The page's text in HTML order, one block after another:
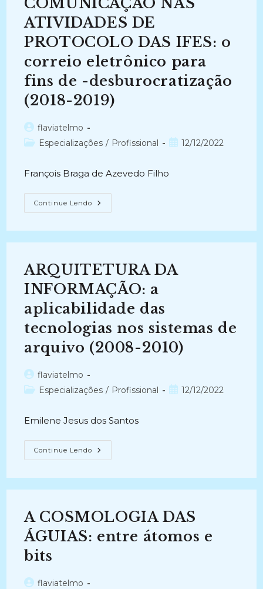
ATIVIDADES DE
PROTOCOLO DAS IFES: o
correio eletrônico para
fins de -desburocratização
(2018-2019)
Autor
do
flaviatelmo
Categoria
Especializações / Profissional
Post12/12/2022
François Braga de Azevedo Filho
Continue Lendo O
USO
INFORMAÇÃO
NAS
ATIVIDADES
DE
PROTOCOLO
DAS
IFES:
Correio
Eletrônico
Para
Fins
(2018-
2019)
ARQUITETURA DA
INFORMAÇÃO: a
aplicabilidade das
tecnologias nos sistemas de
arquivo (2008-2010)
Autor
do
flaviatelmo
Categoria
Especializações / Profissional
Post12/12/2022
Emilene Jesus dos Santos
Continue Lendo ARQUITETURA
DA
Das
Sistemas
De
Arquivo
(2008-
A COSMOLOGIA DAS
ÁGUIAS: entre átomos e
bits
Autorflaviatelmo